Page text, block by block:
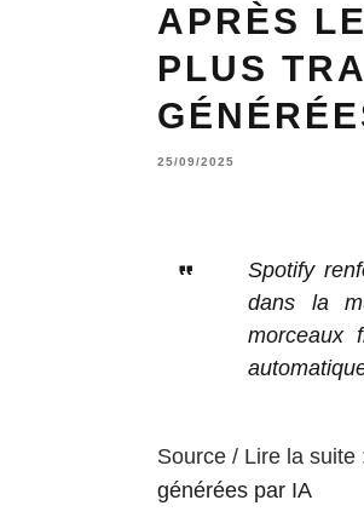
APRÈS
PLUS
25/09/2025
Spotify
dans la
morceaux
Source / Lire la suite
générées par IA